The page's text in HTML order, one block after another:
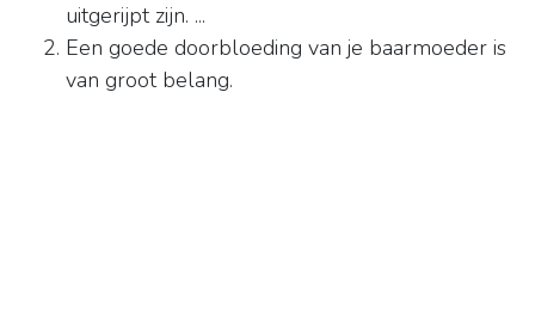
uitgerijpt zijn. ...
Een goede doorbloeding van je baarmoeder is
van groot belang.